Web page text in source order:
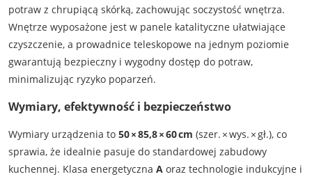
potraw z chrupiącą skórką, zachowując soczystość wnętrza.
Wnętrze wyposażone jest w panele katalityczne ułatwiające
czyszczenie, a prowadnice teleskopowe na jednym poziomie
gwarantują bezpieczny i wygodny dostęp do potraw,
minimalizując ryzyko poparzeń.
Wymiary, efektywność i bezpieczeństwo
Wymiary urządzenia to 50 × 85,8 × 60 cm (szer. × wys. × gł.), co
sprawia, że idealnie pasuje do standardowej zabudowy
kuchennej. Klasa energetyczna Aoraz technologie indukcyjne i